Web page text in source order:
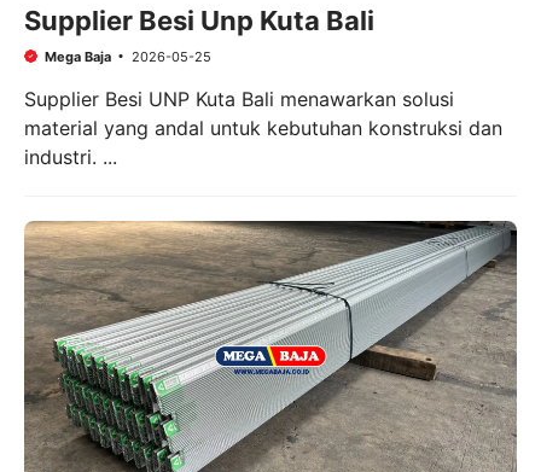
Supplier Besi Unp Kuta Bali
Mega Baja 2026-05-25
Supplier Besi UNP Kuta Bali menawarkan solusi
material yang andal untuk kebutuhan konstruksi dan
industri. ...